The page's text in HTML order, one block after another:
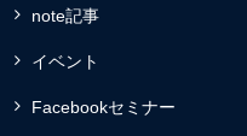
note記事
イベント
Facebookセミナー